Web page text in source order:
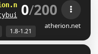
on.n t [1. 8- 1. x
- SkyPvP
0/200
atherion.net
1.8-1.21